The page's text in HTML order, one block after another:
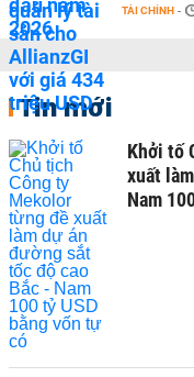
TÀI CHÍNH -
Tin mới
Khởi tố
xuất
Nam